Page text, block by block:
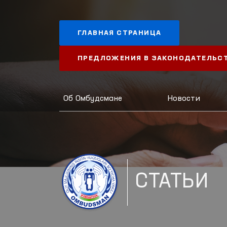
ГЛАВНАЯ СТРАНИЦА
ПРЕДЛОЖЕНИЯ В
Об Омбудсмане Новости
СТАТЬИ